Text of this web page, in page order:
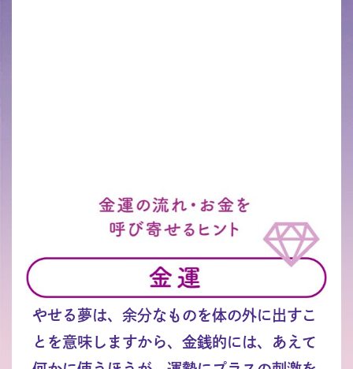
やせる夢は、余分なものを体の外に出すこ
とを意味しますから、金銭的には、あえて